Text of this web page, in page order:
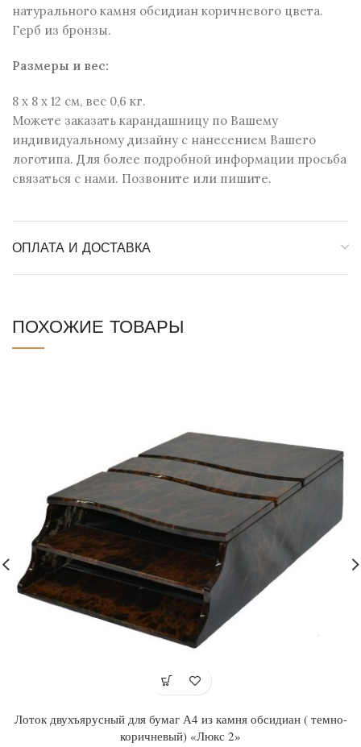
натурального камня обсидиан коричневого цвета.
Герб из бронзы.
Размеры и веc:
8 х 8 х 12 см, вес 0,6 кг.
Можете заказать карандашницу по Вашему
индивидуальному дизайну с нанесением Вашего
логотипа. Для более подробной информации просьба
связаться с нами. Позвоните или пишите.
ОПЛАТА И ДОСТАВКА
ПОХОЖИЕ ТОВАРЫ
Лоток двухъярусный для бумаг А4 из камня обсидиан ( темно-
коричневый) «Люкс 2»